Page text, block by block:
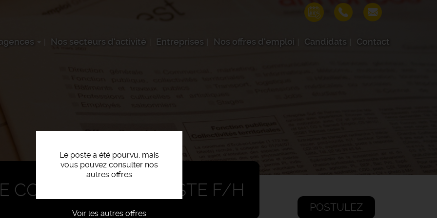
Nos secteurs d'activité Entreprises Nos offres d'emploi Candidats Contact
Le poste a été pourvu, mais
vous pouvez consulter nos
autres offres
Voir les autres offres
POSTULEZ
COMMANDES CARISTE F/H